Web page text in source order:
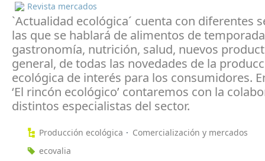
Revista mercados
`Actualidad ecológica´ cuenta con diferentes
las que se hablará de alimentos de
gastronomía, nutrición, salud, nuevos
general, de todas las novedades de la
ecológica de interés para los consumidores.
‘El rincón ecológico’ contaremos con la
distintos especialistas del sector.
Producción ecológica
Comercialización y mercados
ecovalia